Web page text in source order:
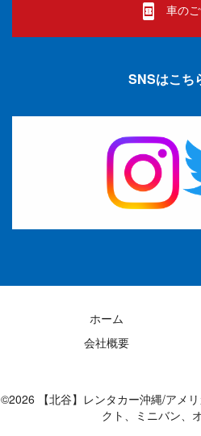
book_online 車の
SNSはこち
ホーム
会社概要
©2026 【北谷】レンタカー沖縄/アメ
クト、ミニバン、